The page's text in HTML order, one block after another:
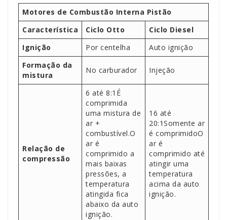
Motores de Combustão Interna Pistão
Característica
Ciclo Otto
Ciclo Diesel
Ignição
Por centelha
Auto ignição
Formação da
mistura
No carburador Injeção
Relação de
compressão
6 até 8:1É
comprimida
uma mistura de
ar +
combustível.O
ar é
comprimido a
mais baixas
pressões, a
temperatura
atingida fica
abaixo da auto
ignição.
16 até
20:1Somente ar
é comprimidoO
ar é
comprimido até
atingir uma
temperatura
acima da auto
ignição.